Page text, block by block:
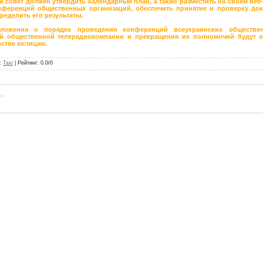
общественных организаций, обеспечить принятие и проверку
его результаты.
о порядке проведения конференций всеукраинских
общественной телерадиокомпании и прекращения их полномочий будут
юстиции.
: Taxi Рейтинг: 0.0/0